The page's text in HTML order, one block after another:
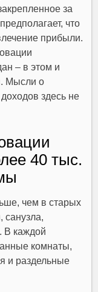
за
что
прибыли.
– в этом и
Мысли о
здесь не
40 тыс.
чем в старых
санузла,
В каждой
комнаты,
и раздельные